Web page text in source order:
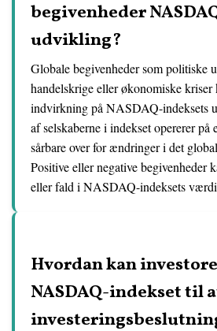
begivenheder
udvikling?
Globale begivenheder som politiske
handelskrige eller økonomiske kriser
indvirkning på NASDAQ-indeksets
af selskaberne i indekset opererer på
sårbare over for ændringer i det
Positive eller negative begivenheder
eller fald i NASDAQ-indeksets
Hvordan kan
NASDAQ-indekset til